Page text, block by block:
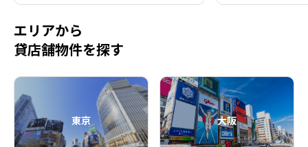
エリアから
貸店舗物件を探す
東京 大阪